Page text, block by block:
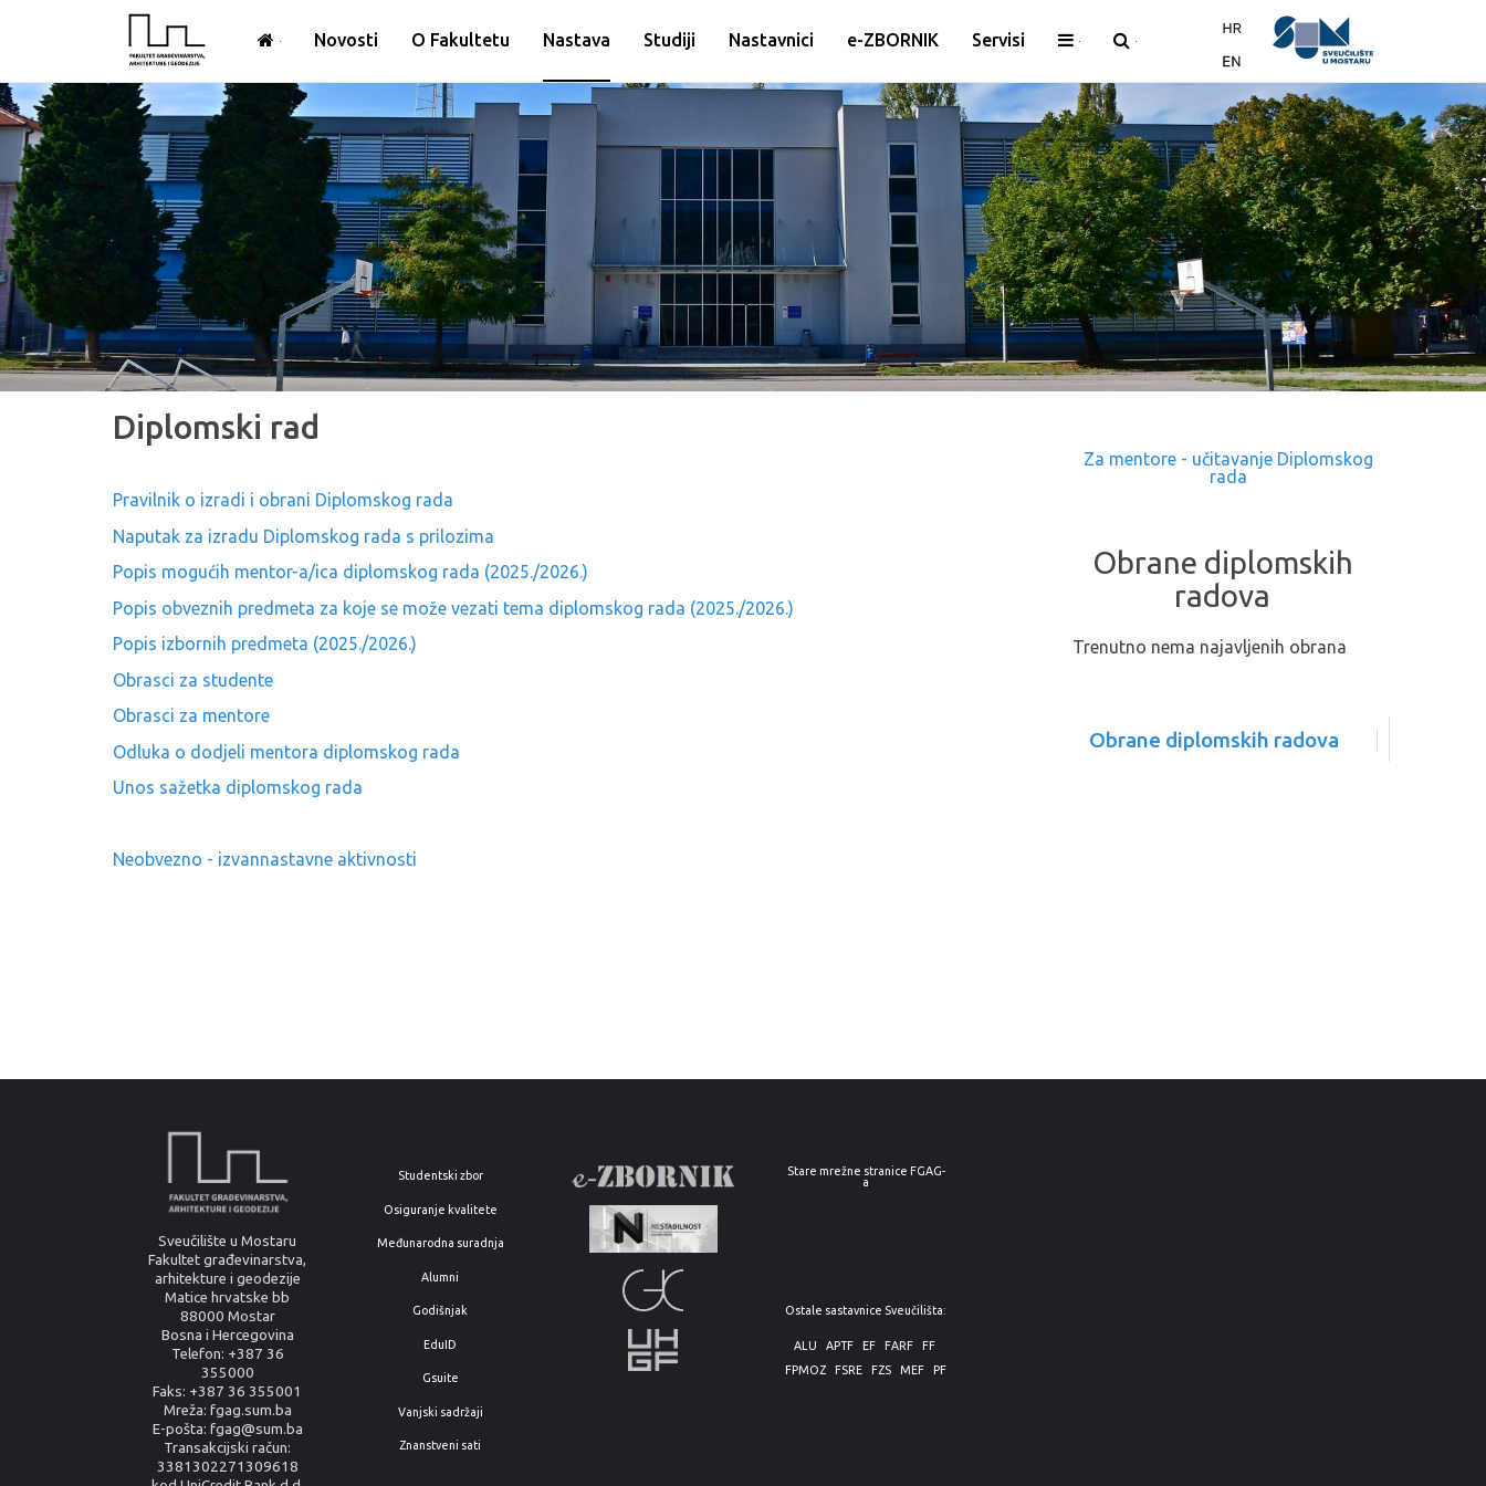
Novosti O Fakultetu Nastava Studiji Nastavnici e-ZBORNIK Servisi
Diplomski rad
Pravilnik o izradi i obrani Diplomskog rada
Naputak za izradu Diplomskog rada s prilozima
Popis mogućih mentor-a/ica diplomskog rada (2025./2026.)
Popis obveznih predmeta za koje se može vezati tema diplomskog rada (2025./2026.)
Popis izbornih predmeta (2025./2026.)
Obrasci za studente
Obrasci za mentore
Odluka o dodjeli mentora diplomskog rada
Unos sažetka diplomskog rada
Neobvezno - izvannastavne aktivnosti
Za mentore - učitavanje Diplomskog
rada
Obrane diplomskih
radova
Trenutno nema najavljenih obrana
Obrane diplomskih radova
Sveučilište u Mostaru
Fakultet građevinarstva,
arhitekture i geodezije
Matice hrvatske bb
88000 Mostar
Bosna i Hercegovina
Telefon: +387 36
355000
Faks: +387 36 355001
Mreža: fgag.sum.ba
E-pošta: fgag@sum.ba
Transakcijski račun:
3381302271309618
Studentski zbor
Osiguranje kvalitete
Međunarodna suradnja
Alumni
Godišnjak
EduID
Gsuite
Vanjski sadržaji
Znanstveni sati
Stare mrežne stranice FGAG-
a
Ostale sastavnice Sveučilišta:
ALU APTF EF FARF
FF
FPMOZ
FSRE FZS MEF PF